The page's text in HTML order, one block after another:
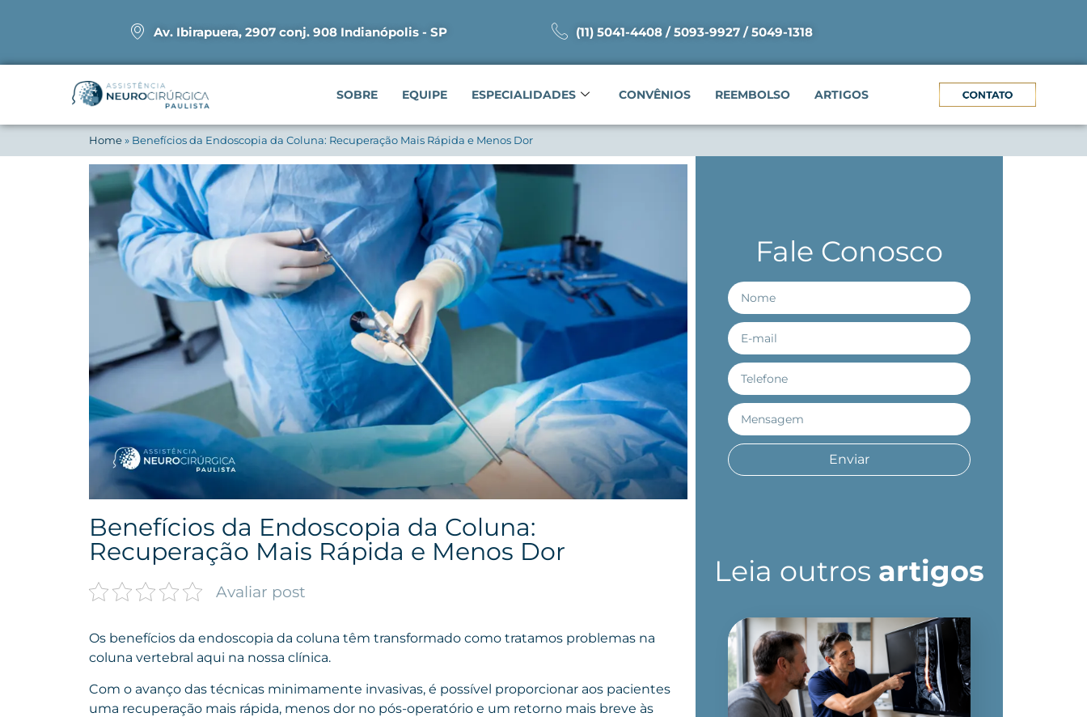
Av. Ibirapuera, 2907 conj. 908 Indianópolis - SP (11) 5041-4408 / 5093-9927 / 5049-1318
SOBRE EQUIPE ESPECIALIDADES CONVÊNIOS REEMBOLSO ARTIGOS
Home» Benefícios da Endoscopia da Coluna: Recuperação Mais Rápida e Menos Dor
Benefícios da Endoscopia da Coluna:
Recuperação Mais Rápida e Menos Dor
Avaliar post
Os benefícios da endoscopia da coluna têm transformado como tratamos problemas na
coluna vertebral aqui na nossa clínica.
Com o avanço das técnicas minimamente invasivas, é possível proporcionar aos pacientes
uma recuperação mais rápida, menos dor no pós-operatório e um retorno mais breve às
Fale Conosco
Enviar
Leia outros artigos